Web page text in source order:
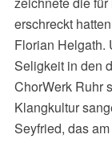
erschreckt
Florian Helgath.
Seligkeit in den
ChorWerk Ruhr
Klangkultur
Seyfried, das